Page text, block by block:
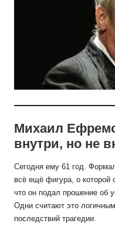
Михаил
внутри, но не
Сегодня ему 61 год.
всё ещё фигура, о
что он подал прошение об
Одни считают это
последствий трагедии.